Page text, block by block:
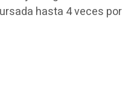
hasta 4 veces por